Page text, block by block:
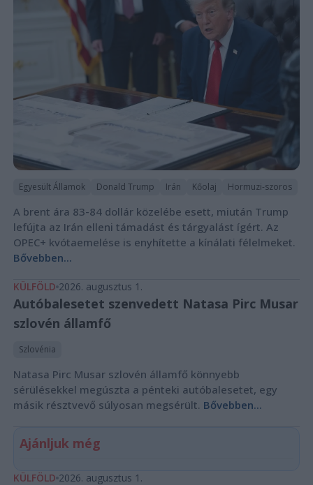
Egyesült Államok Donald Trump Irán Kőolaj Hormuzi-szoros
A brent ára 83-84 dollár közelébe esett, miután Trump
lefújta az Irán elleni támadást és tárgyalást ígért. Az
OPEC+ kvótaemelése is enyhítette a kínálati félelmeket.
Bővebben...
KÜLFÖLD 2026. augusztus 1.
Autóbalesetet szenvedett Natasa Pirc Musar
szlovén államfő
Szlovénia
Natasa Pirc Musar szlovén államfő könnyebb
sérülésekkel megúszta a pénteki autóbalesetet, egy
másik résztvevő súlyosan megsérült. Bővebben...
Ajánljuk még
KÜLFÖLD 2026. augusztus 1.